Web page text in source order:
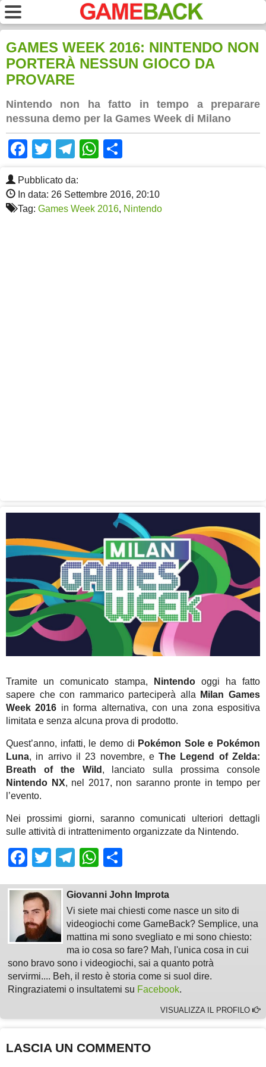
GAMES WEEK 2016: NINTENDO NON
PORTERÀ NESSUN GIOCO DA
PROVARE
Nintendo non ha fatto in tempo a preparare
nessuna demo per la Games Week di Milano
Facebook
TwitterTelegram
WhatsApp
Pubblicato da:
In data: 26 Settembre 2016, 20:10
Tag: Games Week 2016, Nintendo
Tramite un comunicato stampa, Nintendo oggi ha fatto
sapere che con rammarico parteciperà alla
Milan Games
Week 2016 in forma alternativa, con una zona espositiva
limitata e senza alcuna prova di prodotto.
Quest’anno, infatti, le demo di Pokémon Sole e Pokémon
Luna, in arrivo il 23 novembre, eThe Legend of Zelda:
Breath of the Wild , lanciato sulla prossima console
Nintendo NX, nel 2017, non saranno pronte in tempo per
l’evento.
Nei prossimi giorni, saranno comunicati ulteriori dettagli
sulle attività di intrattenimento organizzate da Nintendo.
Facebook
TwitterTelegram
WhatsApp
Giovanni John Improta
Vi siete mai chiesti come nasce un sito di
videogiochi come GameBack? Semplice, una
mattina mi sono svegliato e mi sono chiesto:
ma io cosa so fare? Mah, l'unica cosa in cui
sono bravo sono i videogiochi, sai a quanto potrà
servirmi.... Beh, il resto è storia come si suol dire.
Ringraziatemi o insultatemi su Facebook.
VISUALIZZA IL PROFILO
LASCIA UN COMMENTO